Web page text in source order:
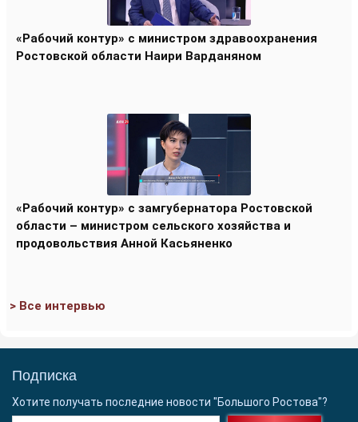
«Рабочий контур» с министром здравоохранения
Ростовской области Наири Варданяном
«Рабочий контур» с замгубернатора Ростовской
области – министром сельского хозяйства и
продовольствия Анной Касьяненко
> Все интервью
Подписка
Хотите получать последние новости "Большого Ростова"?